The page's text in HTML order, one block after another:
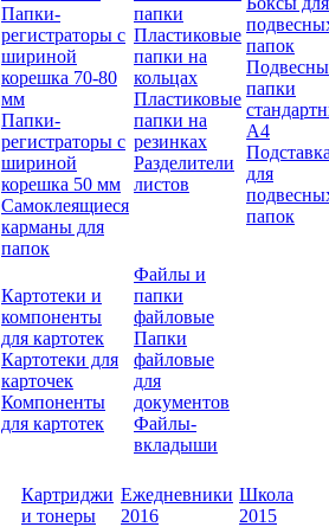
Папки-
регистраторы с
шириной
корешка 70-80
мм
Папки-
регистраторы с
шириной
корешка 50 мм
Самоклеящиеся
карманы для
папок
папки
Пластиковые
папки на
кольцах
Пластиковые
папки на
резинках
Разделители
листов
папок
папки
А4
для
папок
Картотеки и
компоненты
для картотек
Картотеки для
карточек
Компоненты
для картотек
Файлы и
папки
файловые
Папки
файловые
для
документов
Файлы-
вкладыши
Картриджи
и тонеры
Ежедневники
2016
Школа
2015